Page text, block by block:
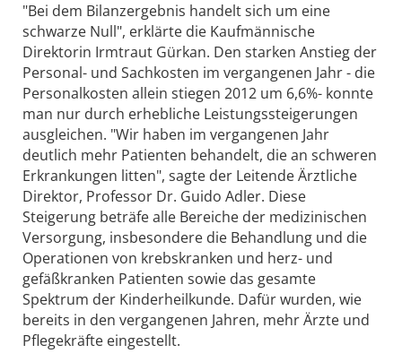
"Bei dem Bilanzergebnis handelt sich um eine
schwarze Null", erklärte die Kaufmännische
Direktorin Irmtraut Gürkan. Den starken Anstieg der
Personal- und Sachkosten im vergangenen Jahr - die
Personalkosten allein stiegen 2012 um 6,6%- konnte
man nur durch erhebliche Leistungssteigerungen
ausgleichen. "Wir haben im vergangenen Jahr
deutlich mehr Patienten behandelt, die an schweren
Erkrankungen litten", sagte der Leitende Ärztliche
Direktor, Professor Dr. Guido Adler. Diese
Steigerung beträfe alle Bereiche der medizinischen
Versorgung, insbesondere die Behandlung und die
Operationen von krebskranken und herz- und
gefäßkranken Patienten sowie das gesamte
Spektrum der Kinderheilkunde. Dafür wurden, wie
bereits in den vergangenen Jahren, mehr Ärzte und
Pflegekräfte eingestellt.